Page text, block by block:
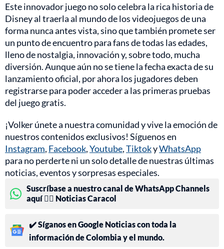
Este innovador juego no solo celebra la rica historia de
Disney al traerla al mundo de los videojuegos de una
forma nunca antes vista, sino que también promete ser
un punto de encuentro para fans de todas las edades,
lleno de nostalgia, innovación y, sobre todo, mucha
diversión. Aunque aún no se tiene la fecha exacta de su
lanzamiento oficial, por ahora los jugadores deben
registrarse para poder acceder a las primeras pruebas
del juego gratis.
¡Volker únete a nuestra comunidad y vive la emoción de
nuestros contenidos exclusivos! Síguenos en
Instagram, Facebook,Youtube,TiktokyWhatsApp
para no perderte ni un solo detalle de nuestras últimas
noticias, eventos y sorpresas especiales.
Suscríbase a nuestro canal de WhatsApp Channels
aquí 👉🏻 Noticias Caracol
✔️ Síganos en Google Noticias con toda la
información de Colombia y el mundo.